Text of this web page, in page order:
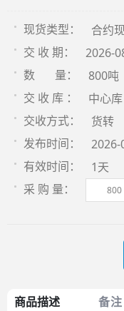
现货类型： 合约
交 收 期： 2026-
数 量： 800吨
交 收 库 ： 中心库
交收方式： 货转
发布时间： 2026-
有效时间： 1天
采 购 量：
商品描述 备注